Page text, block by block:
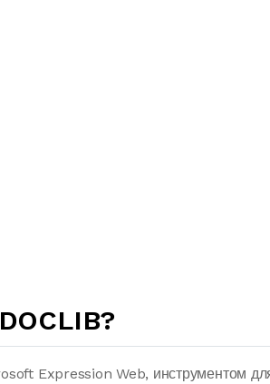
Expression Web, инструментом